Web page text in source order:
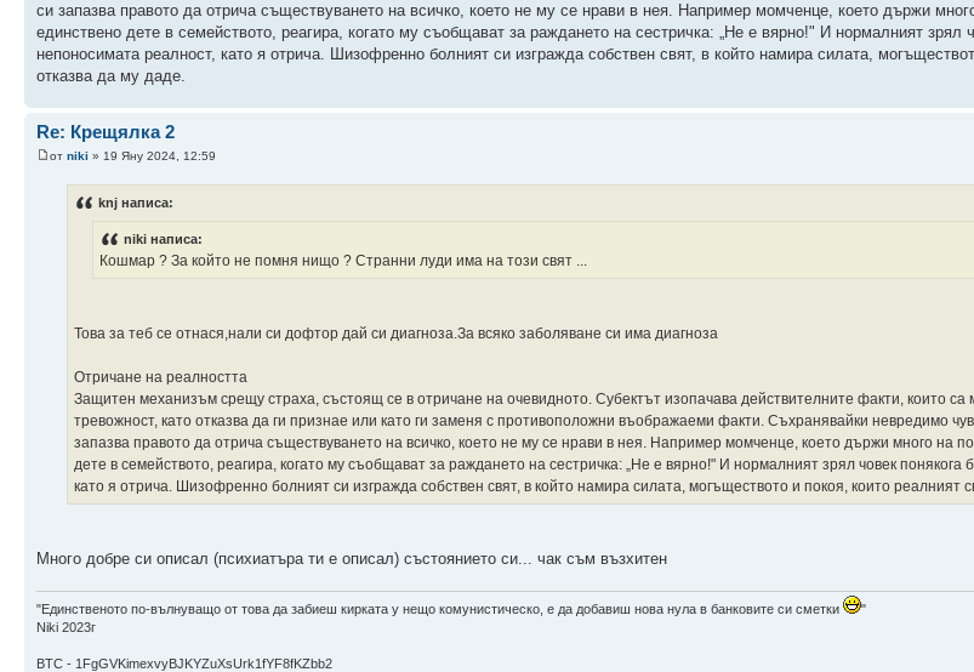
си запазва правото да отрича съществуването на всичко, което не му се нрави в нея. Например момченце, което държи
единствено дете в семейството, реагира, когато му съобщават за раждането на сестричка: „Не е вярно!" И нормалният зрял
непоносимата реалност, като я отрича. Шизофренно болният си изгражда собствен свят, в който намира силата,
отказва да му даде.
Re: Крещялка 2
от niki » 19 Яну 2024, 12:59
knj написа:
niki написа:
Кошмар ? За който не помня нищо ? Странни луди има на този свят ...
Това за теб се отнася,нали си дофтор дай си диагноза.За всяко заболяване си има диагноза
Отричане на реалността
Защитен механизъм срещу страха, състоящ се в отричане на очевидното. Субектът изопачава действителните факти, които
тревожност, като отказва да ги признае или като ги заменя с противоположни въображаеми факти. Съхранявайки невредимо
запазва правото да отрича съществуването на всичко, което не му се нрави в нея. Например момченце, което държи много на
дете в семейството, реагира, когато му съобщават за раждането на сестричка: „Не е вярно!" И нормалният зрял човек понякога
като я отрича. Шизофренно болният си изгражда собствен свят, в който намира силата, могъществото и покоя, които реалният
Много добре си описал (психиатъра ти е описал) състоянието си... чак съм възхитен
"Единственото по-вълнуващо от това да забиеш кирката у нещо комунистическо, е да добавиш нова нула в банковите си сметки
"
Niki 2023г
BTC - 1FgGVKimexvyBJKYZuXsUrk1fYF8fKZbb2